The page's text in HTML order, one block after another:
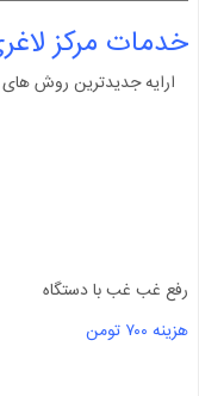
خدمات مرکز
ارایه جدیدترین روش های
مرکز
رفع غب غب با دستگاه
هزینه ۷۰۰ تومن